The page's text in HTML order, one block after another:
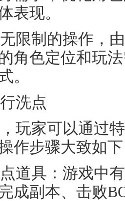
表现。
限制的操作，
角色定位和玩
。
洗点
玩家可以通过
作步骤大致如
道具：游戏中
成副本、击败